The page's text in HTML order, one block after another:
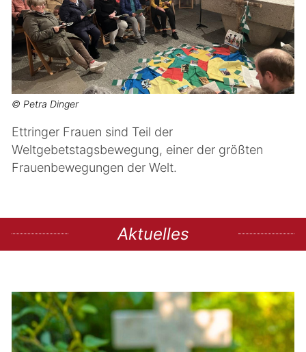
© Petra Dinger
Ettringer Frauen sind Teil der
Weltgebetstagsbewegung, einer der größten
Frauenbewegungen der Welt.
Aktuelles